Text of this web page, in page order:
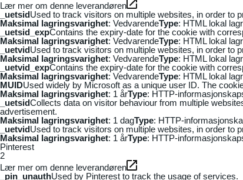
Lær mer om denne leverandøren
_uetsidUsed to track visitors on multiple websites, in order to
Maksimal lagringsvarighet: VedvarendeType: HTML lokal
_uetsid_expContains the expiry-date for the cookie with
Maksimal lagringsvarighet: VedvarendeType: HTML lokal
_uetvidUsed to track visitors on multiple websites, in order to
Maksimal lagringsvarighet: VedvarendeType: HTML lokal
_uetvid_expContains the expiry-date for the cookie with
Maksimal lagringsvarighet: VedvarendeType: HTML lokal
MUIDUsed widely by Microsoft as a unique user ID. The
Maksimal lagringsvarighet: 1 årType: HTTP-
_uetsidCollects data on visitor behaviour from multiple
advertisement.
Maksimal lagringsvarighet: 1 dagType: HTTP-
_uetvidUsed to track visitors on multiple websites, in order to
Maksimal lagringsvarighet: 1 årType: HTTP-
Pinterest
2
Lær mer om denne leverandøren
_pin_unauthUsed by Pinterest to track the usage of services.